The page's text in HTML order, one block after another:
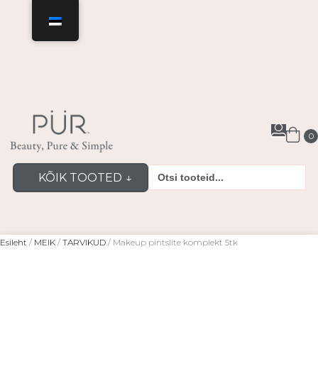
TASUTA kohaletoimetamine Eesti
siseselt pakiautomaatidesse alates 69
0
KÕIK TOOTED ↓ Otsi:
Esileht / MEIK / TARVIKUD / Makeup pintslite komplekt 5tk